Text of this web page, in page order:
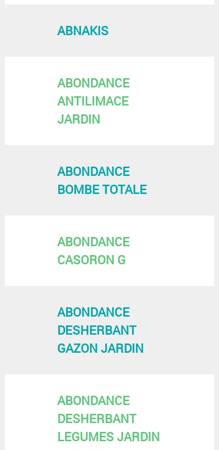
ABNAKIS
ABONDANCE
ANTILIMACE
JARDIN
ABONDANCE
BOMBE TOTALE
ABONDANCE
CASORON G
ABONDANCE
DESHERBANT
GAZON JARDIN
ABONDANCE
DESHERBANT
LEGUMES JARDIN